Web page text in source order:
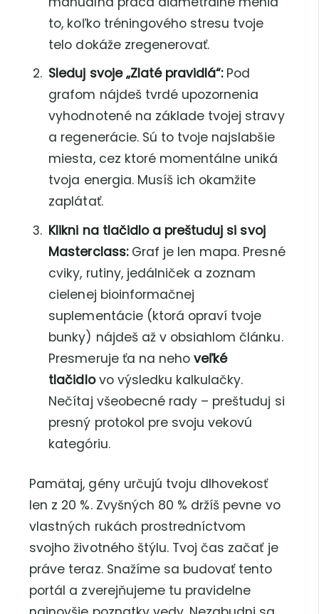
to, koľko tréningového stresu tvoje
telo dokáže zregenerovať.
Sleduj svoje „Zlaté pravidlá“:Pod
grafom nájdeš tvrdé upozornenia
vyhodnotené na základe tvojej stravy
a regenerácie. Sú to tvoje najslabšie
miesta, cez ktoré momentálne uniká
tvoja energia. Musíš ich okamžite
zaplátať.
Klikni na tlačidlo a preštuduj si svoj
Masterclass:Graf je len mapa. Presné
cviky, rutiny, jedálniček a zoznam
cielenej bioinformačnej
suplementácie (ktorá opraví tvoje
bunky) nájdeš až v obsiahlom článku.
Presmeruje ťa na nehoveľké
tlačidlovo výsledku kalkulačky.
Nečítaj všeobecné rady – preštuduj si
presný protokol pre svoju vekovú
kategóriu.
Pamätaj, gény určujú tvoju dlhovekosť
len z 20 %. Zvyšných 80 % držíš pevne vo
vlastných rukách prostredníctvom
svojho životného štýlu. Tvoj čas začať je
práve teraz. Snažíme sa budovať tento
portál a zverejňujeme tu pravidelne